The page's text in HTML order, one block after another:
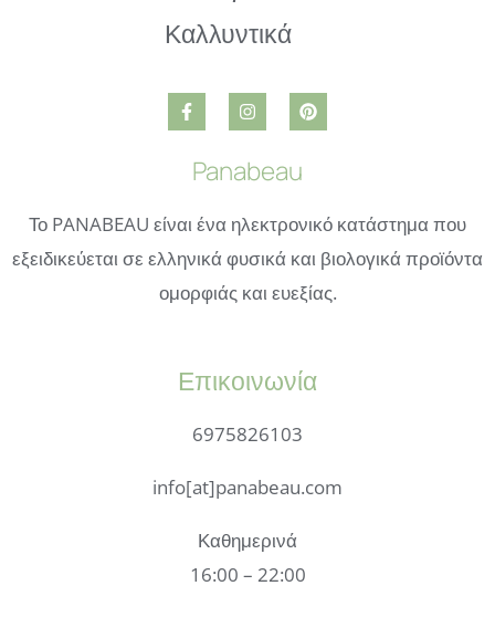
Panabeau
Το PANABEAU είναι ένα ηλεκτρονικό κατάστημα που
εξειδικεύεται σε ελληνικά φυσικά και βιολογικά προϊόντα
ομορφιάς και ευεξίας.
Επικοινωνία
6975826103
info[at]panabeau.com
Καθημερινά
16:00 – 22:00